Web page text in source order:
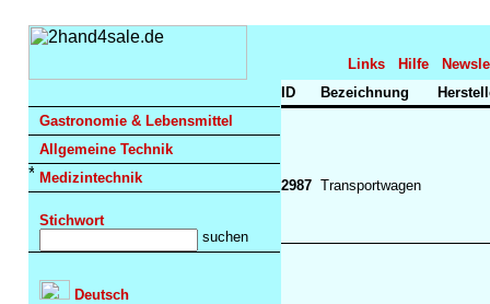
Links Hilfe
Gastronomie & Lebensmittel
Allgemeine Technik
Medizintechnik
Stichwort
Deutsch
ID Bezeichnung
2987 Transportwagen